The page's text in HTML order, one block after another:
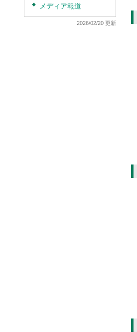
◆ メディア報道
2026/02/20 更新